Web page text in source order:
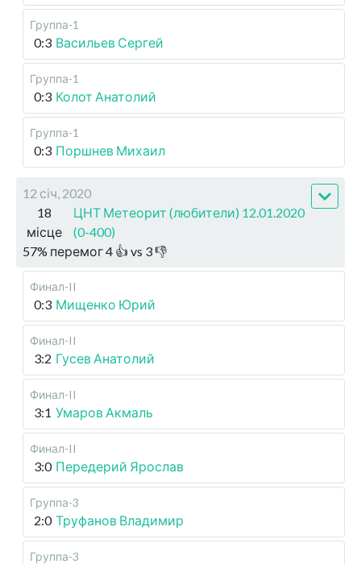
Группа-1
0:3 Васильев Сергей
Группа-1
0:3 Колот Анатолий
Группа-1
0:3 Поршнев Михаил
12 січ, 2020
18
місце
ЦНТ Метеорит (любители) 12.01.2020
(0-400)
57% перемог4 👍 vs 3👎
Финал-II
0:3 Мищенко Юрий
Финал-II
3:2 Гусев Анатолий
Финал-II
3:1 Умаров Акмаль
Финал-II
3:0 Передерий Ярослав
Группа-3
2:0 Труфанов Владимир
Группа-3